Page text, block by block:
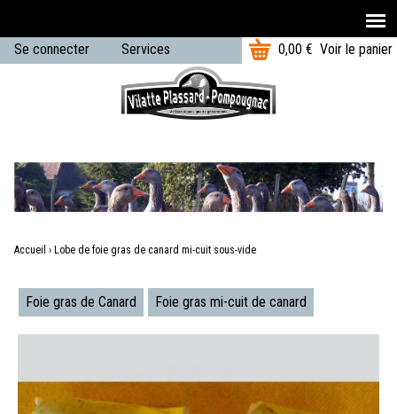
Aller au contenu principal
r
m
e
u
Se connecter Services
T
0,00 € Voir le panier
Vous
êtes
Accueil › Lobe de foie gras de canard mi-cuit sous-vide
Foie gras de Canard Foie gras mi-cuit de canard